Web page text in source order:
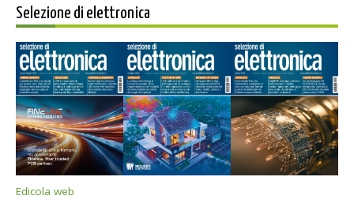
Selezione di elettronica
Edicola web